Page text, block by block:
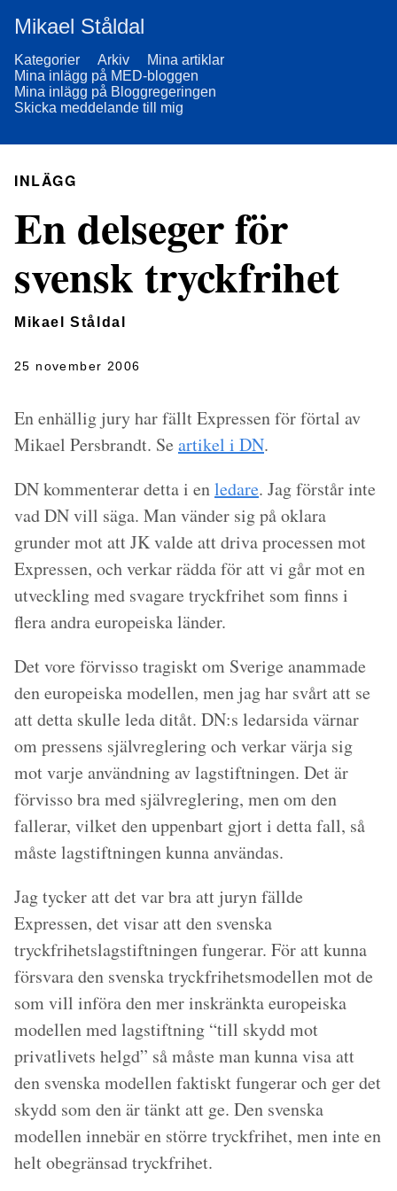
Mikael Ståldal
Kategorier Arkiv
Mina artiklar
Mina inlägg på MED-bloggen
Mina inlägg på Bloggregeringen
Skicka meddelande till mig
INLÄGG
En delseger för
svensk tryckfrihet
Mikael Ståldal
25 november 2006
En enhällig jury har fällt Expressen för förtal av
Mikael Persbrandt. Se artikel i DN.
DN kommenterar detta i enledare. Jag förstår inte
vad DN vill säga. Man vänder sig på oklara
grunder mot att JK valde att driva processen mot
Expressen, och verkar rädda för att vi går mot en
utveckling med svagare tryckfrihet som finns i
flera andra europeiska länder.
Det vore förvisso tragiskt om Sverige anammade
den europeiska modellen, men jag har svårt att se
att detta skulle leda ditåt. DN:s ledarsida värnar
om pressens självreglering och verkar värja sig
mot varje användning av lagstiftningen. Det är
förvisso bra med självreglering, men om den
fallerar, vilket den uppenbart gjort i detta fall, så
måste lagstiftningen kunna användas.
Jag tycker att det var bra att juryn fällde
Expressen, det visar att den svenska
tryckfrihetslagstiftningen fungerar. För att kunna
försvara den svenska tryckfrihetsmodellen mot de
som vill införa den mer inskränkta europeiska
modellen med lagstiftning “till skydd mot
privatlivets helgd” så måste man kunna visa att
den svenska modellen faktiskt fungerar och ger det
skydd som den är tänkt att ge. Den svenska
modellen innebär en större tryckfrihet, men inte en
helt obegränsad tryckfrihet.